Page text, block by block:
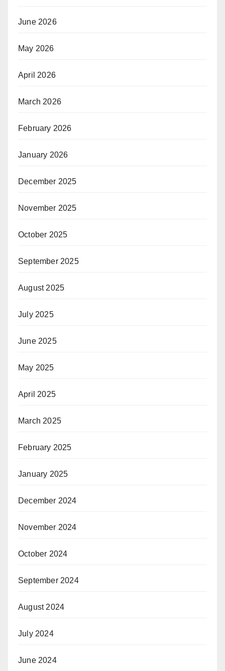
June 2026
May 2026
April 2026
March 2026
February 2026
January 2026
December 2025
November 2025
October 2025
September 2025
August 2025
July 2025
June 2025
May 2025
April 2025
March 2025
February 2025
January 2025
December 2024
November 2024
October 2024
September 2024
August 2024
July 2024
June 2024